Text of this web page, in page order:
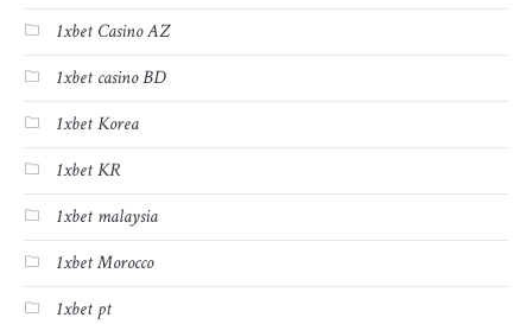
1xbet Casino AZ
1xbet casino BD
1xbet Korea
1xbet KR
1xbet malaysia
1xbet Morocco
1xbet pt